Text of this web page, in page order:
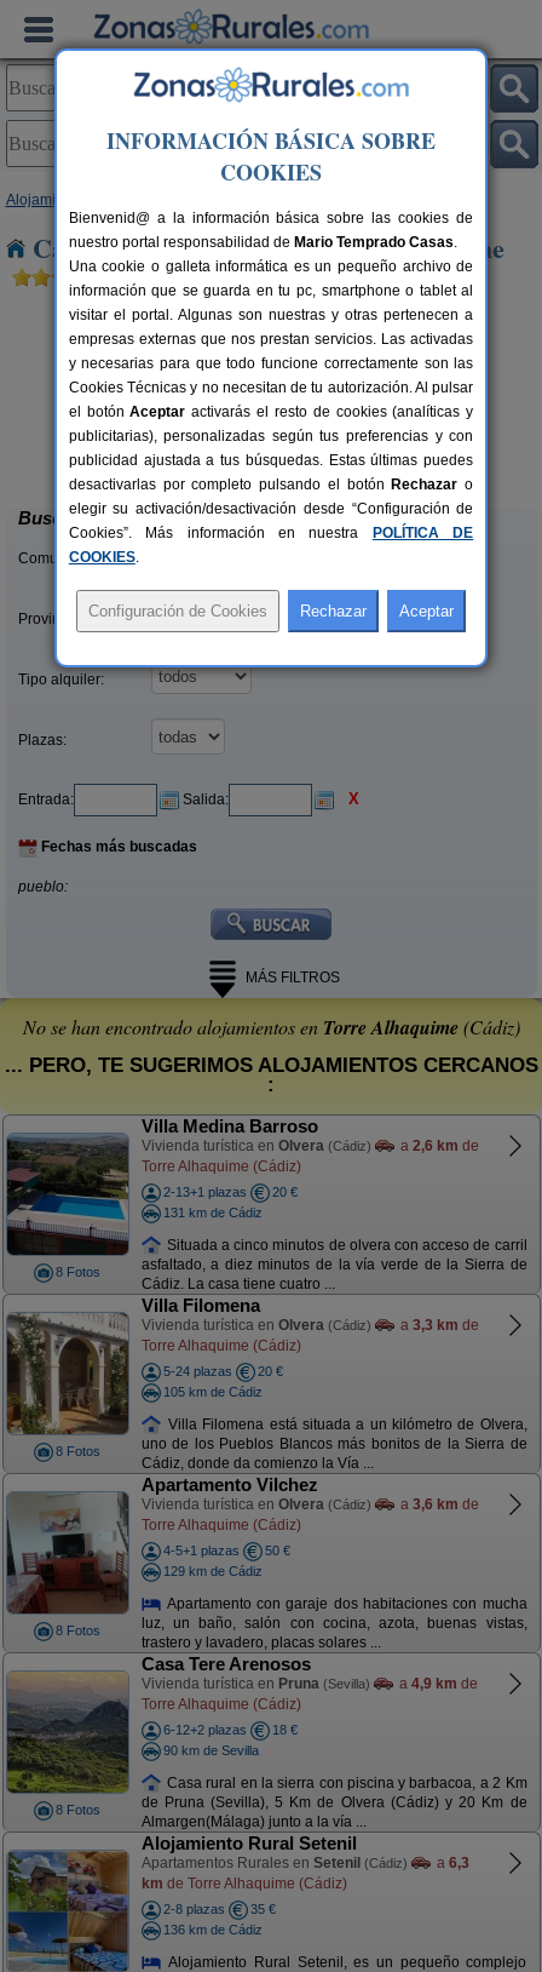
Alojamientos
Casas Rurales cerca de Torre Alhaquime
6-10 pers.
desde25 €
Casa La Fresneda Ubrique
Ubrique (Cádiz)
Buscar
Comunidades:
Provincias/Islas:
Tipo alquiler:
Plazas:
Entrada: Salida: X
Fechas más buscadas
pueblo:
MÁS FILTROS
No se han encontrado alojamientos en Torre Alhaquime(Cádiz)
... PERO, TE SUGERIMOS ALOJAMIENTOS CERCANOS
:
8 Fotos
Villa Medina Barroso
Vivienda turística en Olvera (Cádiz) a 2,6 km de
Torre Alhaquime (Cádiz)
2-13+1 plazas
20 €
131 km de Cádiz
Situada a cinco minutos de olvera con acceso de carril
asfaltado, a diez minutos de la vía verde de la Sierra de
Cádiz. La casa tiene cuatro ...
8 Fotos
Villa Filomena
Vivienda turística en Olvera (Cádiz) a 3,3 km de
Torre Alhaquime (Cádiz)
5-24 plazas
20 €
105 km de Cádiz
Villa Filomena está situada a un kilómetro de Olvera,
uno de los Pueblos Blancos más bonitos de la Sierra de
Cádiz, donde da comienzo la Vía ...
8 Fotos
Apartamento Vilchez
Vivienda turística en Olvera (Cádiz) a 3,6 km de
Torre Alhaquime (Cádiz)
4-5+1 plazas
50 €
129 km de Cádiz
Apartamento con garaje dos habitaciones con mucha
luz, un baño, salón con cocina, azota, buenas vistas,
trastero y lavadero, placas solares ...
8 Fotos
Casa Tere Arenosos
Vivienda turística en Pruna (Sevilla) a 4,9 km de
Torre Alhaquime (Cádiz)
6-12+2 plazas
18 €
90 km de Sevilla
Casa rural en la sierra con piscina y barbacoa, a 2 Km
de Pruna (Sevilla), 5 Km de Olvera (Cádiz) y 20 Km de
Almargen(Málaga) junto a la vía ...
Alojamiento Rural Setenil
Apartamentos Rurales en Setenil (Cádiz) a 6,3
km de Torre Alhaquime (Cádiz)
2-8 plazas
35 €
136 km de Cádiz
Alojamiento Rural Setenil, es un pequeño complejo
INFORMACIÓN BÁSICA SOBRE
COOKIES
Bienvenid@ a la información básica sobre las cookies de
nuestro portal responsabilidad de Mario Temprado Casas.
Una cookie o galleta informática es un pequeño archivo de
información que se guarda en tu pc, smartphone o tablet al
visitar el portal. Algunas son nuestras y otras pertenecen a
empresas externas que nos prestan servicios. Las activadas
y necesarias para que todo funcione correctamente son las
Cookies Técnicas y no necesitan de tu autorización. Al pulsar
el botónAceptar activarás el resto de cookies (analíticas y
publicitarias), personalizadas según tus preferencias y con
publicidad ajustada a tus búsquedas. Estas últimas puedes
desactivarlas por completo pulsando el botón Rechazar o
elegir su activación/desactivación desde “Configuración de
Cookies”. Más información en nuestra
POLÍTICA DE
COOKIES.